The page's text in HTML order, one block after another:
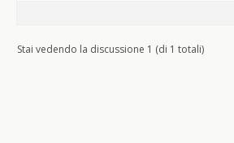
Stai vedendo la discussione 1 (di 1 totali)